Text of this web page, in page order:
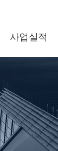
사업실적
주상복합/오피스텔
학교 및 병원